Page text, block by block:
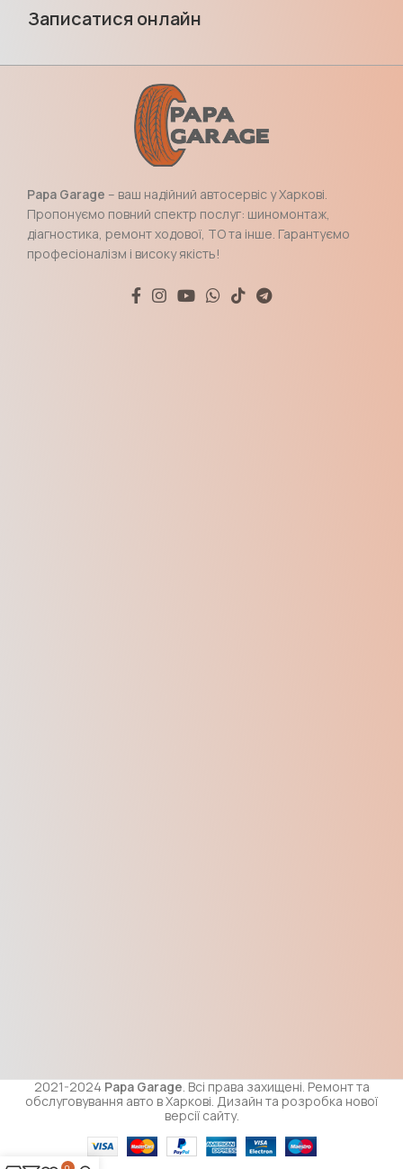
Записатися онлайн
Papa Garage – ваш надійний автосервіс у Харкові.
Пропонуємо повний спектр послуг: шиномонтаж,
діагностика, ремонт ходової, ТО та інше. Гарантуємо
професіоналізм і високу якість!
2021-2024 Papa Garage . Всі права захищені. Ремонт та
обслуговування авто в Харкові. Дизайн та розробка нової
версії сайту.